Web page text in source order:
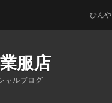
服店
ャルブログ
ひんやり